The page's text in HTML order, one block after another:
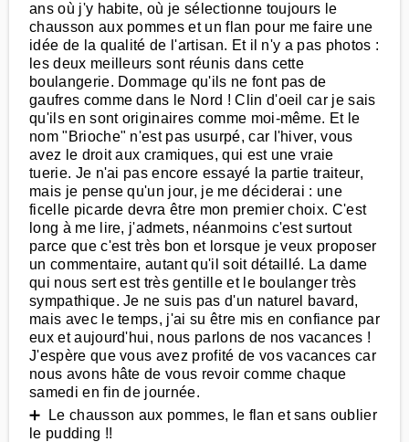
ans où j'y habite, où je sélectionne toujours le
chausson aux pommes et un flan pour me faire une
idée de la qualité de l'artisan. Et il n'y a pas photos :
les deux meilleurs sont réunis dans cette
boulangerie. Dommage qu'ils ne font pas de
gaufres comme dans le Nord ! Clin d'oeil car je sais
qu'ils en sont originaires comme moi-même. Et le
nom "Brioche" n'est pas usurpé, car l'hiver, vous
avez le droit aux cramiques, qui est une vraie
tuerie. Je n'ai pas encore essayé la partie traiteur,
mais je pense qu'un jour, je me déciderai : une
ficelle picarde devra être mon premier choix. C'est
long à me lire, j'admets, néanmoins c'est surtout
parce que c'est très bon et lorsque je veux proposer
un commentaire, autant qu'il soit détaillé. La dame
qui nous sert est très gentille et le boulanger très
sympathique. Je ne suis pas d'un naturel bavard,
mais avec le temps, j'ai su être mis en confiance par
eux et aujourd'hui, nous parlons de nos vacances !
J'espère que vous avez profité de vos vacances car
nous avons hâte de vous revoir comme chaque
samedi en fin de journée.
➕ Le chausson aux pommes, le flan et sans oublier
le pudding !!